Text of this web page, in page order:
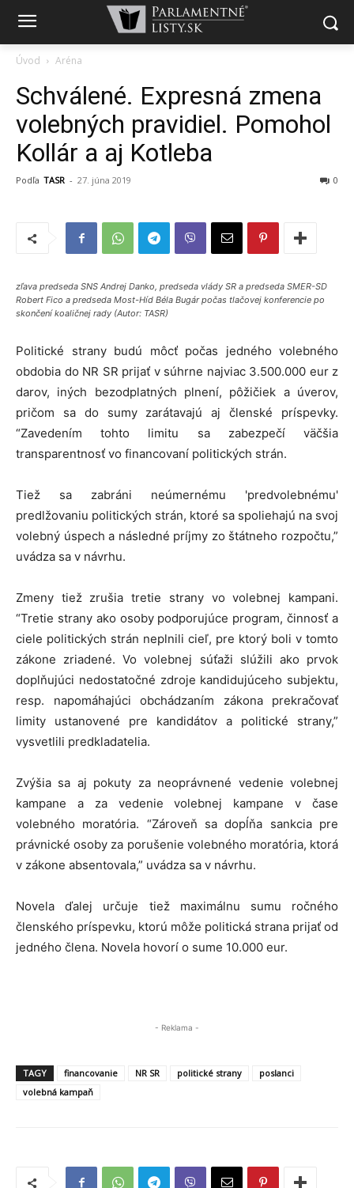
Úvod Aréna
Schválené. Expresná zmena
volebných pravidiel. Pomohol
Kollár a aj Kotleba
Podľa TASR - 27. júna 2019 0
zľava predseda SNS Andrej Danko, predseda vlády SR a predseda SMER-SD
Robert Fico a predseda Most-Híd Béla Bugár počas tlačovej konferencie po
skončení koaličnej rady (Autor: TASR)
Politické strany budú môcť počas jedného volebného
obdobia do NR SR prijať v súhrne najviac 3.500.000 eur z
darov, iných bezodplatných plnení, pôžičiek a úverov,
pričom sa do sumy zarátavajú aj členské príspevky.
“Zavedením tohto limitu sa zabezpečí väčšia
transparentnosť vo financovaní politických strán.
Tiež sa zabráni neúmernému 'predvolebnému'
predlžovaniu politických strán, ktoré sa spoliehajú na svoj
volebný úspech a následné príjmy zo štátneho rozpočtu,”
uvádza sa v návrhu.
Zmeny tiež zrušia tretie strany vo volebnej kampani.
“Tretie strany ako osoby podporujúce program, činnosť a
ciele politických strán neplnili cieľ, pre ktorý boli v tomto
zákone zriadené. Vo volebnej súťaži slúžili ako prvok
doplňujúci nedostatočné zdroje kandidujúceho subjektu,
resp. napomáhajúci obchádzaním zákona prekračovať
limity ustanovené pre kandidátov a politické strany,”
vysvetlili predkladatelia.
Zvýšia sa aj pokuty za neoprávnené vedenie volebnej
kampane a za vedenie volebnej kampane v čase
volebného moratória. “Zároveň sa dopĺňa sankcia pre
právnické osoby za porušenie volebného moratória, ktorá
v zákone absentovala,” uvádza sa v návrhu.
Novela ďalej určuje tiež maximálnu sumu ročného
členského príspevku, ktorú môže politická strana prijať od
jedného člena. Novela hovorí o sume 10.000 eur.
- Reklama -
TAGY financovanie NR SR politické strany
poslanci
volebná kampaň